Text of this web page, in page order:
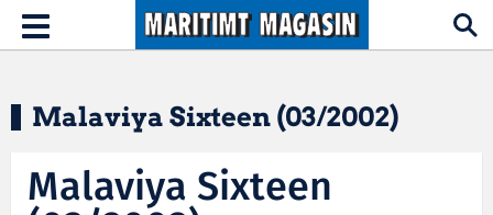
Hopp til hovedinnhold
Toggle
navigation
Malaviya Sixteen (03/2002)
Malaviya Sixteen